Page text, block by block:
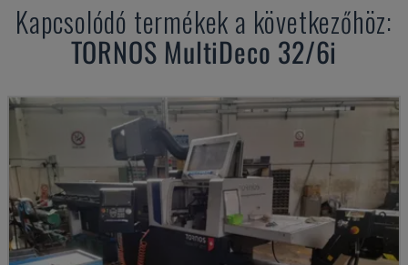
Kapcsolódó termékek a következőhöz:
TORNOS MultiDeco 32/6i